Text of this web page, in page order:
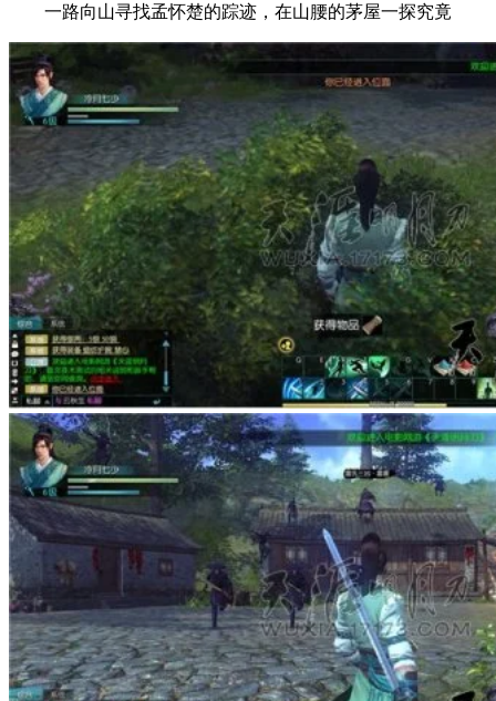
一路向山寻找孟怀楚的踪迹，在山腰的茅屋一探究竟